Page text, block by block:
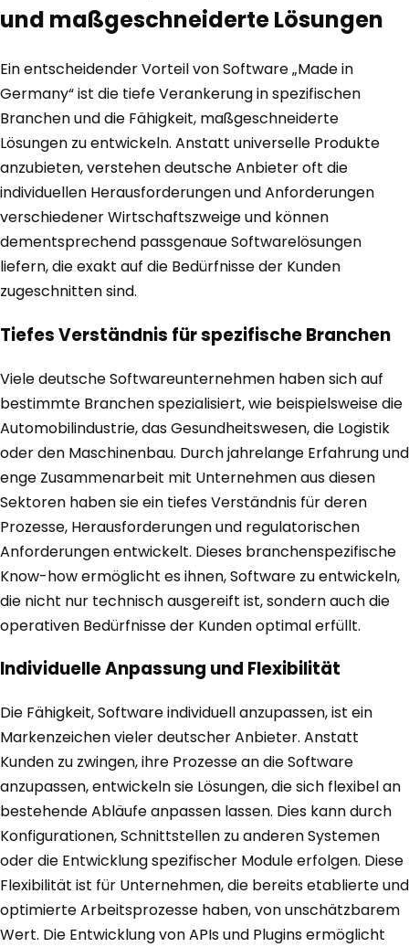
und maßgeschneiderte Lösungen
Ein entscheidender Vorteil von Software „Made in
Germany“ ist die tiefe Verankerung in spezifischen
Branchen und die Fähigkeit, maßgeschneiderte
Lösungen zu entwickeln. Anstatt universelle Produkte
anzubieten, verstehen deutsche Anbieter oft die
individuellen Herausforderungen und Anforderungen
verschiedener Wirtschaftszweige und können
dementsprechend passgenaue Softwarelösungen
liefern, die exakt auf die Bedürfnisse der Kunden
zugeschnitten sind.
Tiefes Verständnis für spezifische Branchen
Viele deutsche Softwareunternehmen haben sich auf
bestimmte Branchen spezialisiert, wie beispielsweise die
Automobilindustrie, das Gesundheitswesen, die Logistik
oder den Maschinenbau. Durch jahrelange Erfahrung und
enge Zusammenarbeit mit Unternehmen aus diesen
Sektoren haben sie ein tiefes Verständnis für deren
Prozesse, Herausforderungen und regulatorischen
Anforderungen entwickelt. Dieses branchenspezifische
Know-how ermöglicht es ihnen, Software zu entwickeln,
die nicht nur technisch ausgereift ist, sondern auch die
operativen Bedürfnisse der Kunden optimal erfüllt.
Individuelle Anpassung und Flexibilität
Die Fähigkeit, Software individuell anzupassen, ist ein
Markenzeichen vieler deutscher Anbieter. Anstatt
Kunden zu zwingen, ihre Prozesse an die Software
anzupassen, entwickeln sie Lösungen, die sich flexibel an
bestehende Abläufe anpassen lassen. Dies kann durch
Konfigurationen, Schnittstellen zu anderen Systemen
oder die Entwicklung spezifischer Module erfolgen. Diese
Flexibilität ist für Unternehmen, die bereits etablierte und
optimierte Arbeitsprozesse haben, von unschätzbarem
Wert. Die Entwicklung von APIs und Plugins ermöglicht